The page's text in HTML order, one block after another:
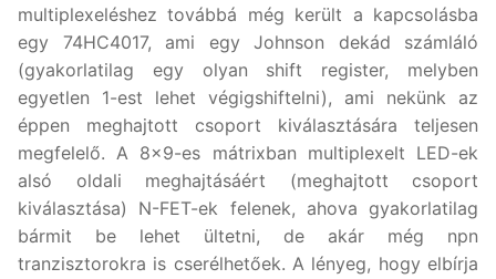
multiplexeléshez továbbá még került a kapcsolásba
egy 74HC4017, ami egy Johnson dekád számláló
(gyakorlatilag egy olyan shift register, melyben
egyetlen 1-est lehet végigshiftelni), ami nekünk az
éppen meghajtott csoport kiválasztására teljesen
megfelelő. A 8×9-es mátrixban multiplexelt LED-ek
alsó oldali meghajtásáért (meghajtott csoport
kiválasztása) N-FET-ek felenek, ahova gyakorlatilag
bármit be lehet ültetni, de akár még npn
tranzisztorokra is cserélhetőek. A lényeg, hogy elbírja